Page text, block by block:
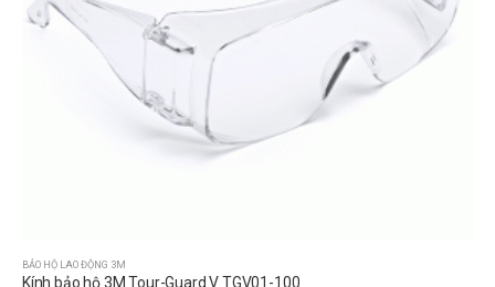
BẢO HỘ LAO ĐỘNG 3M
Kính bảo hộ 3M Tour-Guard V TGV01-100